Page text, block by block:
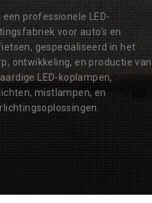
een professionele LED-
voor auto's en
gespecialiseerd in het
ontwikkeling, en productie van
LED-koplampen,
mistlampen, en